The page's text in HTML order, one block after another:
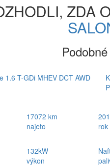
ZDA
1.6 T-GDi MHEV DCT AWD
17072 km
najeto
132kW
výkon